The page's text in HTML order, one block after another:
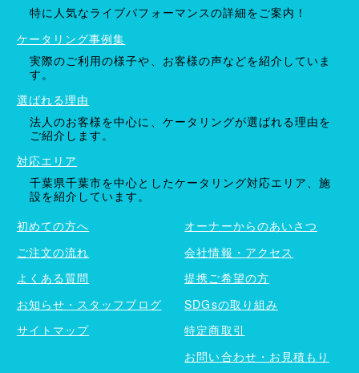
特に人気なライブパフォーマンスの詳細をご案内！
ケータリング事例集
実際のご利用の様子や、お客様の声などを紹介していま
す。
選ばれる理由
法人のお客様を中心に、ケータリングが選ばれる理由を
ご紹介します。
対応エリア
千葉県千葉市を中心としたケータリング対応エリア、施
設を紹介しています。
初めての方へ
ご注文の流れ
よくある質問
お知らせ・スタッフブログ
サイトマップ
オーナーからのあいさつ
会社情報・アクセス
提携ご希望の方
SDGsの取り組み
特定商取引
お問い合わせ・お見積もり